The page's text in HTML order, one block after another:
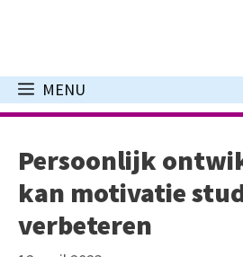
inhoud
MENU
Persoonlijk
kan motivatie
verbeteren